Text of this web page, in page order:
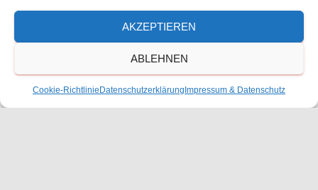
AKZEPTIEREN
ABLEHNEN
Cookie-Richtlinie Datenschutzerklärung Impressum & Datenschutz
17 Erster Schultag für die Klassen 2-13
AUG.
22
8:05-11:40
Schulsamstag Kl. 2-13